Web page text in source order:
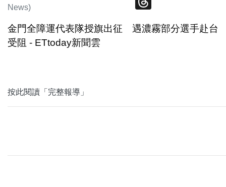
News)
金門全障運代表隊授旗出征 遇濃霧部分選手赴台
受阻 - ETtoday新聞雲
按此閱讀「完整報導」